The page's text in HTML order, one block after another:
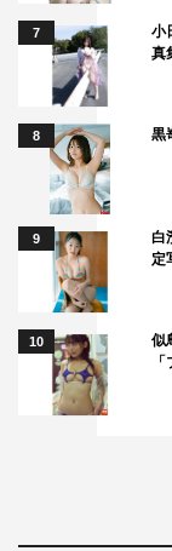
7
小
真
8 黒
9
白
定
10
似